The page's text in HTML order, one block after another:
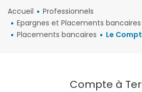
Accueil
Professionnels
Epargnes et Placements bancaires
Placements bancaires
Le
Compte à